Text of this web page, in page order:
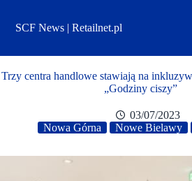
treściSCF News | Retailnet.pl
Trzy centra handlowe stawiają na
„Godziny ciszy”
03/07/2023
Nowa Górna
Nowe Bielawy